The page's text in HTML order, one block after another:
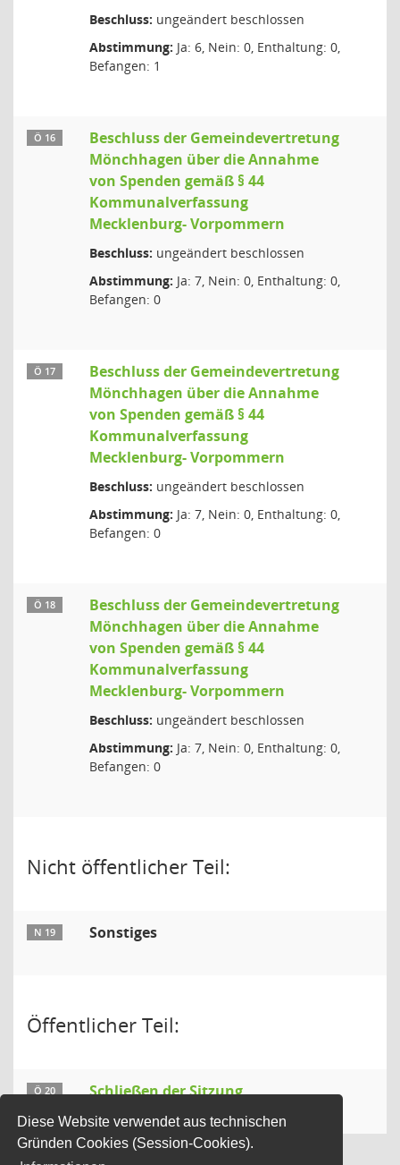
Diese Website verwendet aus technischen
Gründen Cookies (Session-Cookies).
Beschluss: ungeändert beschlossen
Abstimmung: Ja: 6, Nein: 0, Enthaltung: 0,
Befangen: 1
Ö 16
Beschluss der Gemeindevertretung
Mönchhagen über die Annahme
von Spenden gemäß § 44
Kommunalverfassung
Mecklenburg- Vorpommern
Beschluss: ungeändert beschlossen
Abstimmung: Ja: 7, Nein: 0, Enthaltung: 0,
Befangen: 0
Ö 17
Beschluss der Gemeindevertretung
Mönchhagen über die Annahme
von Spenden gemäß § 44
Kommunalverfassung
Mecklenburg- Vorpommern
Beschluss: ungeändert beschlossen
Abstimmung: Ja: 7, Nein: 0, Enthaltung: 0,
Befangen: 0
Ö 18
Beschluss der Gemeindevertretung
Mönchhagen über die Annahme
von Spenden gemäß § 44
Kommunalverfassung
Mecklenburg- Vorpommern
Beschluss: ungeändert beschlossen
Abstimmung: Ja: 7, Nein: 0, Enthaltung: 0,
Befangen: 0
Nicht öffentlicher Teil:
N 19 Sonstiges
Öffentlicher Teil:
Ö 20 Schließen der Sitzung